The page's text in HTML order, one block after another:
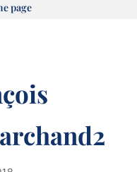
page